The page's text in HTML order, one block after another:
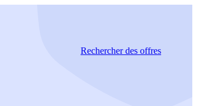
Rechercherdes offres